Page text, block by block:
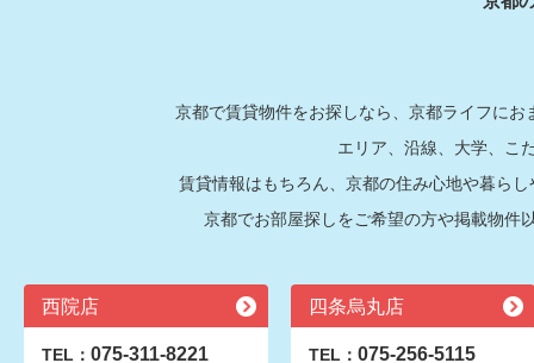
京都で賃貸物件をお探しなら、京都ライフに
エリア、沿線、大学、こ
賃貸情報はもちろん、京都の住み心地や暮ら
京都でお部屋探しをご希望の方や掲載物件
西院店
TEL： 075-311-8221
四条烏丸店
TEL： 075-256-5115